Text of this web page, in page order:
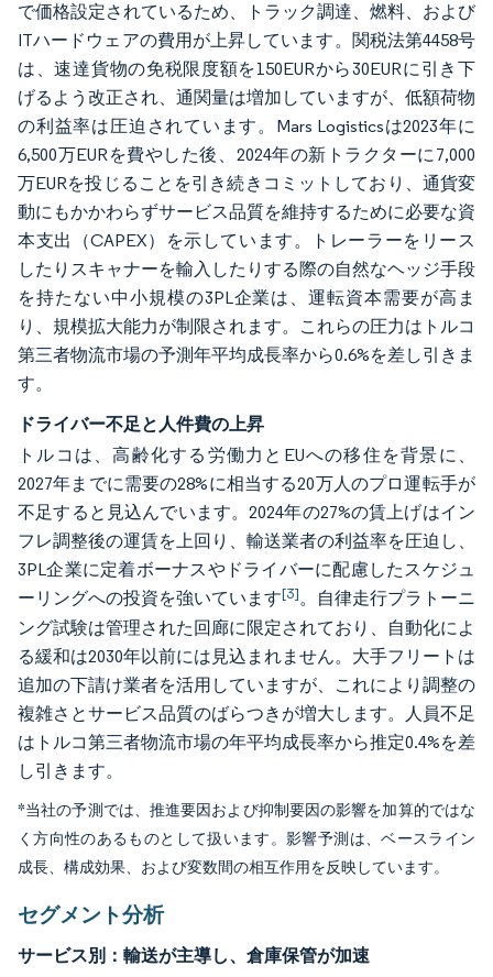
で価格設定されているため、トラック調達、燃料、および
ITハードウェアの費用が上昇しています。関税法第4458号
は、速達貨物の免税限度額を150EURから30EURに引き下
げるよう改正され、通関量は増加していますが、低額荷物
の利益率は圧迫されています。Mars Logisticsは2023年に
6,500万EURを費やした後、2024年の新トラクターに7,000
万EURを投じることを引き続きコミットしており、通貨変
動にもかかわらずサービス品質を維持するために必要な資
本支出（CAPEX）を示しています。トレーラーをリース
したりスキャナーを輸入したりする際の自然なヘッジ手段
を持たない中小規模の3PL企業は、運転資本需要が高ま
り、規模拡大能力が制限されます。これらの圧力はトルコ
第三者物流市場の予測年平均成長率から0.6%を差し引きま
す。
ドライバー不足と人件費の上昇
トルコは、高齢化する労働力とEUへの移住を背景に、
2027年までに需要の28%に相当する20万人のプロ運転手が
不足すると見込んでいます。2024年の27%の賃上げはイン
フレ調整後の運賃を上回り、輸送業者の利益率を圧迫し、
3PL企業に定着ボーナスやドライバーに配慮したスケジュ
ーリングへの投資を強いています[3]。自律走行プラトーニ
ング試験は管理された回廊に限定されており、自動化によ
る緩和は2030年以前には見込まれません。大手フリートは
追加の下請け業者を活用していますが、これにより調整の
複雑さとサービス品質のばらつきが増大します。人員不足
はトルコ第三者物流市場の年平均成長率から推定0.4%を差
し引きます。
*当社の予測では、推進要因および抑制要因の影響を加算的ではな
く方向性のあるものとして扱います。影響予測は、ベースライン
成長、構成効果、および変数間の相互作用を反映しています。
セグメント分析
サービス別：輸送が主導し、倉庫保管が加速